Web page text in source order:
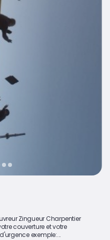
Zingueur Charpentier
couverture et votre
exemple:...